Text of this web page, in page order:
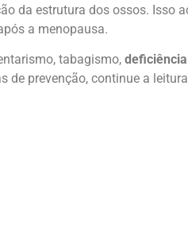
da estrutura dos ossos. Isso
a menopausa.
tabagismo,
de prevenção, continue a